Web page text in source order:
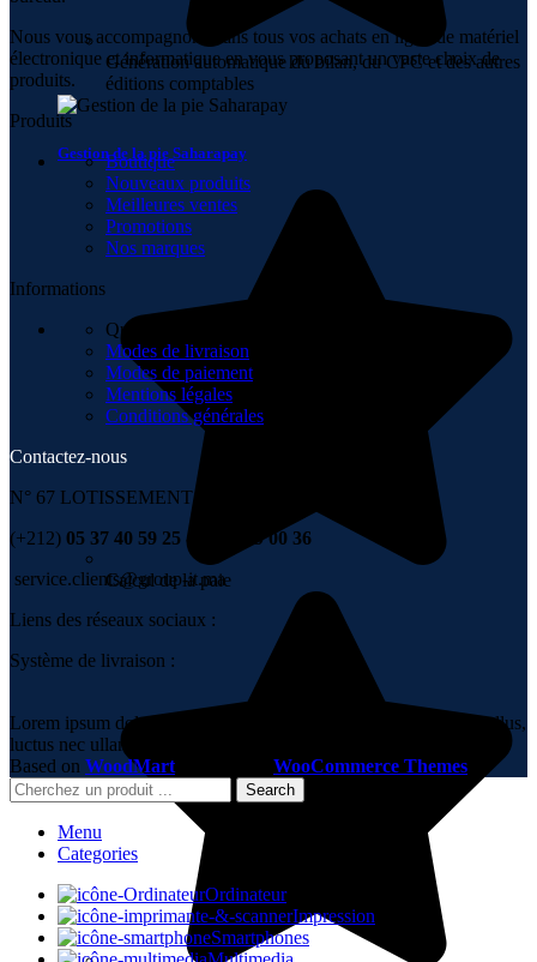
Génération automatique du bilan, du CPC et des autres
éditions comptables
Gestion de la pie Saharapay
Calcul de la paie
Nous vous accompagnons dans tous vos achats en ligne de matériel
électronique et informatique en vous proposant un vaste choix de
produits.
Produits
Boutique
Nouveaux produits
Meilleures ventes
Promotions
Nos marques
Informations
Qui sommes-nous
Modes de livraison
Modes de paiement
Mentions légales
Conditions générales
Contactez-nous
N° 67 LOTISSEMENT 6 NOVEMBRE , TÉMARA
(+212) 05 37 40 59 25 - 06 67 99 00 36
service.clients@group-it.ma
Liens des réseaux sociaux :
Système de livraison :
Lorem ipsum dolor sit amet, consectetur adipiscing elit. Ut elit tellus,
luctus nec ullamcorper mattis, pulvinar dapibus leo.
Based on WoodMart WooCommerce Themes
Search
Menu
Categories
Ordinateur
Impression
Smartphones